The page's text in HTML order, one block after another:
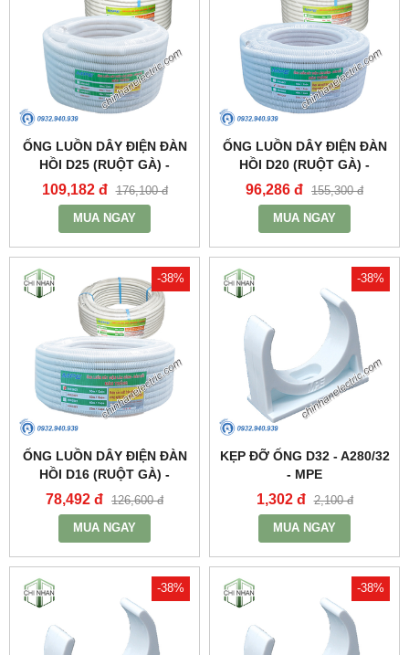
ỐNG LUỒN DÂY ĐIỆN ĐÀN
HỒI D25 (RUỘT GÀ) -
A9025CT - MPE
109,182 đ 176,100 đ
MUA NGAY
ỐNG LUỒN DÂY ĐIỆN ĐÀN
HỒI D20 (RUỘT GÀ) -
A9020CT - MPE
96,286 đ 155,300 đ
MUA NGAY
-38%
ỐNG LUỒN DÂY ĐIỆN ĐÀN
HỒI D16 (RUỘT GÀ) -
A9016CT - MPE
78,492 đ 126,600 đ
MUA NGAY
-38%
KẸP ĐỠ ỐNG D32 - A280/32
- MPE
1,302 đ 2,100 đ
MUA NGAY
-38% -38%